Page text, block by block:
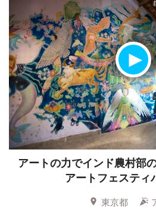
アートの力でインド農村部
アートフェスティ
東京都